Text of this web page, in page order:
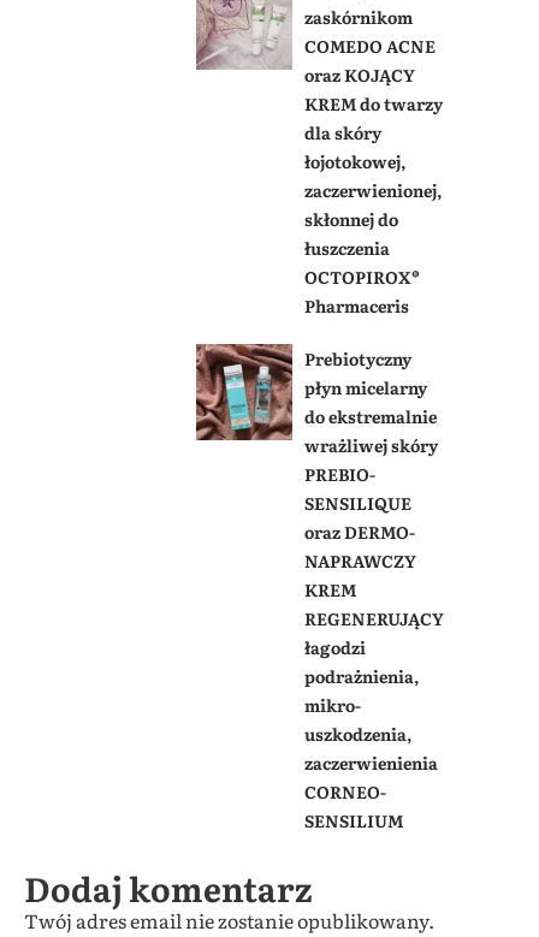
zaskórnikom
COMEDO ACNE
oraz KOJĄCY
KREM do twarzy
dla skóry
łojotokowej,
zaczerwienionej,
skłonnej do
łuszczenia
OCTOPIROX®
Pharmaceris
Prebiotyczny
płyn micelarny
do ekstremalnie
wrażliwej skóry
PREBIO-
SENSILIQUE
oraz DERMO-
NAPRAWCZY
KREM
REGENERUJĄCY
łagodzi
podrażnienia,
mikro-
uszkodzenia,
zaczerwienienia
CORNEO-
SENSILIUM
Dodaj komentarz
Twój adres email nie zostanie opublikowany.